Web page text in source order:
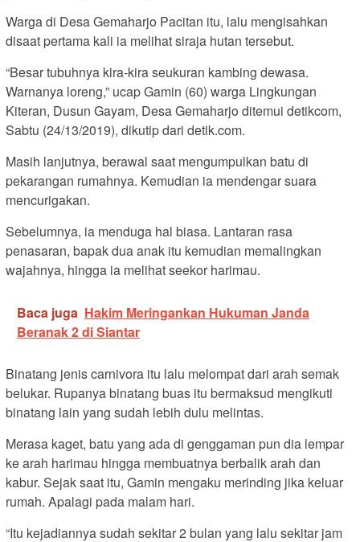
Warga di Desa Gemaharjo Pacitan itu, lalu mengisahkan
disaat pertama kali ia melihat siraja hutan tersebut.
“Besar tubuhnya kira-kira seukuran kambing dewasa.
Warnanya loreng,” ucap Gamin (60) warga Lingkungan
Kiteran, Dusun Gayam, Desa Gemaharjo ditemui detikcom,
Sabtu (24/13/2019), dikutip dari detik.com.
Masih lanjutnya, berawal saat mengumpulkan batu di
pekarangan rumahnya. Kemudian ia mendengar suara
mencurigakan.
Sebelumnya, ia menduga hal biasa. Lantaran rasa
penasaran, bapak dua anak itu kemudian memalingkan
wajahnya, hingga ia melihat seekor harimau.
Baca juga Hakim Meringankan Hukuman Janda
Beranak 2 di Siantar
Binatang jenis carnivora itu lalu melompat dari arah semak
belukar. Rupanya binatang buas itu bermaksud mengikuti
binatang lain yang sudah lebih dulu melintas.
Merasa kaget, batu yang ada di genggaman pun dia lempar
ke arah harimau hingga membuatnya berbalik arah dan
kabur. Sejak saat itu, Gamin mengaku merinding jika keluar
rumah. Apalagi pada malam hari.
“Itu kejadiannya sudah sekitar 2 bulan yang lalu sekitar jam